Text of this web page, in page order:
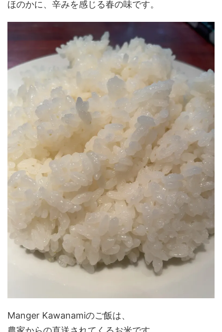
ほのかに、辛みを感じる春の味です。
Manger Kawanamiのご飯は、